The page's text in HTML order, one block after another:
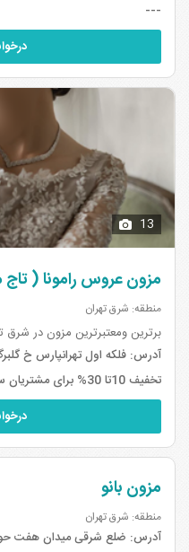
---
13
مزون عروس رامونا (
منطقه: شرق تهران
برترین ومعتبرترین مزون در شرق
آدرس: فلکه اول تهرانپارس خ
تخفیف 10تا 30% برای مشتریان سایت بیا تو عروسی
مزون بانو
منطقه: شرق تهران
آدرس: ضلع شرقی میدان هفت